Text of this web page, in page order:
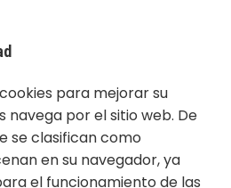
para mejorar su
navega por el sitio web. De
se clasifican como
en su navegador, ya
el funcionamiento de las